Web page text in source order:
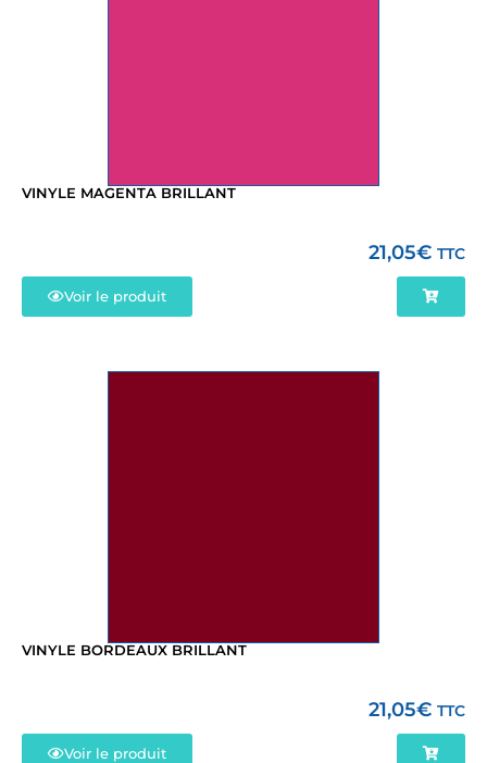
VINYLE MAGENTA BRILLANT
21,05€ TTC
Voir le produit
VINYLE BORDEAUX BRILLANT
21,05€ TTC
Voir le produit